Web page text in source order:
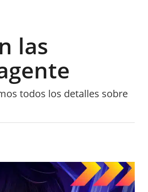
las
todos los detalles sobre